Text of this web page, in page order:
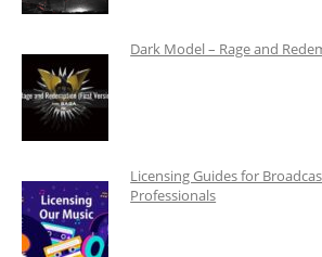
Dark Model – Rage and
Licensing Guides for
Professionals